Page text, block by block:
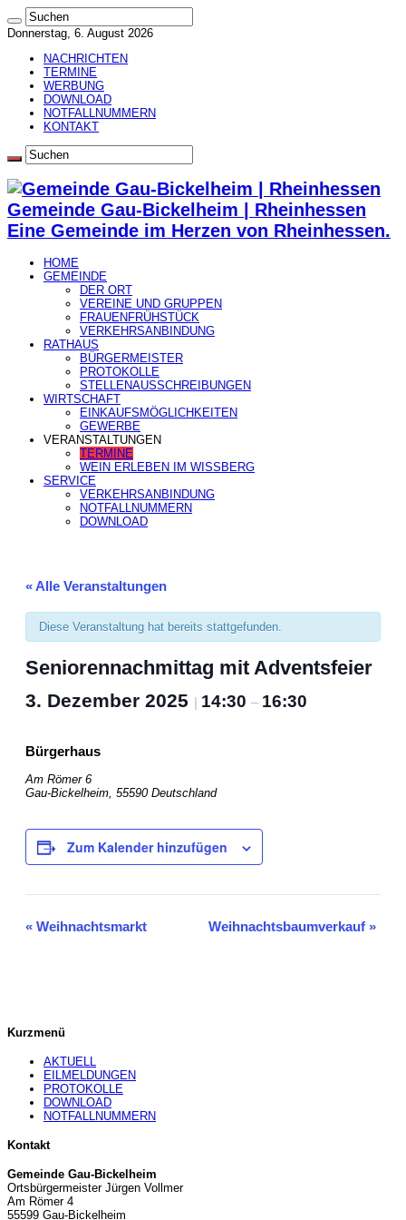
Donnerstag, 6. August 2026
NACHRICHTEN
TERMINE
WERBUNG
DOWNLOAD
NOTFALLNUMMERN
KONTAKT
Gemeinde Gau-Bickelheim | Rheinhessen
Eine Gemeinde im Herzen von Rheinhessen.
HOME
GEMEINDE
DER ORT
VEREINE UND GRUPPEN
FRAUENFRÜHSTÜCK
VERKEHRSANBINDUNG
RATHAUS
BÜRGERMEISTER
PROTOKOLLE
STELLENAUSSCHREIBUNGEN
WIRTSCHAFT
EINKAUFSMÖGLICHKEITEN
GEWERBE
VERANSTALTUNGEN
TERMINE
WEIN ERLEBEN IM WISSBERG
SERVICE
VERKEHRSANBINDUNG
NOTFALLNUMMERN
DOWNLOAD
« Alle Veranstaltungen
Diese Veranstaltung hat bereits stattgefunden.
Seniorennachmittag mit Adventsfeier
3. Dezember 2025 | 14:30 – 16:30
Bürgerhaus
Am Römer 6
Gau-Bickelheim, 55590 Deutschland
Zum Kalender hinzufügen
Veranstaltung-
« Weihnachtsmarkt Weihnachtsbaumverkauf »
Kurzmenü
AKTUELL
EILMELDUNGEN
PROTOKOLLE
DOWNLOAD
NOTFALLNUMMERN
Kontakt
Gemeinde Gau-Bickelheim
Ortsbürgermeister Jürgen Vollmer
Am Römer 4
55599 Gau-Bickelheim